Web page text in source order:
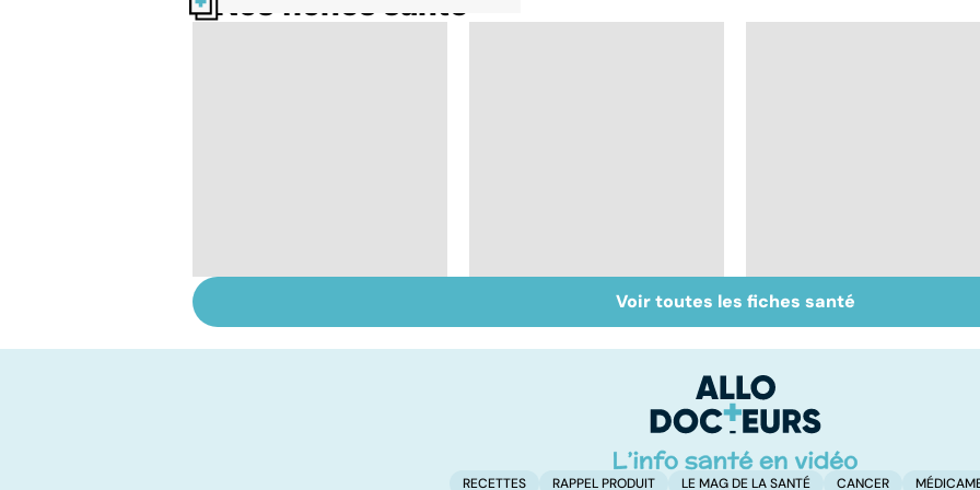
cardiaque : le coeur à
Tout savoir sur les
infections
Inflammation des
amygdales : que faire
Voir toutes les fiches santé
RECETTES RAPPEL PRODUIT LE MAG DE LA SANTÉ CANCER